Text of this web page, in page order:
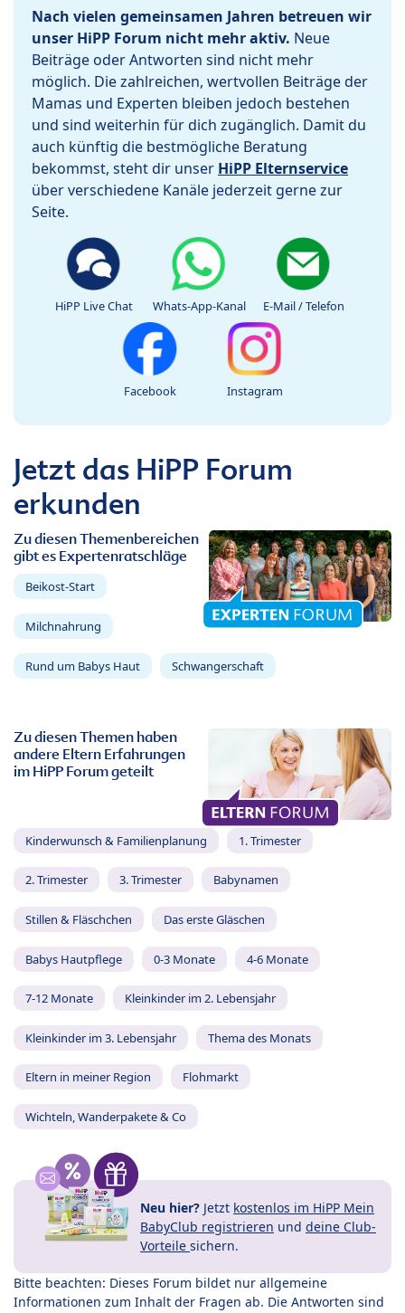
Nach vielen gemeinsamen Jahren betreuen wir
unser HiPP Forum nicht mehr aktiv. Neue
Beiträge oder Antworten sind nicht mehr
möglich. Die zahlreichen, wertvollen Beiträge der
Mamas und Experten bleiben jedoch bestehen
und sind weiterhin für dich zugänglich. Damit du
auch künftig die bestmögliche Beratung
bekommst, steht dir unser HiPP Elternservice
über verschiedene Kanäle jederzeit gerne zur
Seite.
HiPP Live Chat Whats-App-Kanal E-Mail / Telefon
Facebook Instagram
Jetzt das HiPP Forum
erkunden
Zu diesen Themenbereichen
gibt es Expertenratschläge
Beikost-Start
Milchnahrung
Rund um Babys Haut Schwangerschaft
Zu diesen Themen haben
andere Eltern Erfahrungen
im HiPP Forum geteilt
Kinderwunsch & Familienplanung 1. Trimester
2. Trimester 3. Trimester Babynamen
Stillen & Fläschchen Das erste Gläschen
Babys Hautpflege 0-3 Monate 4-6 Monate
7-12 Monate Kleinkinder im 2. Lebensjahr
Kleinkinder im 3. Lebensjahr Thema des Monats
Eltern in meiner Region Flohmarkt
Wichteln, Wanderpakete & Co
Neu hier? Jetzt kostenlos im HiPP Mein
BabyClub registrieren und deine Club-
Vorteile sichern.
Bitte beachten: Dieses Forum bildet nur allgemeine
Informationen zum Inhalt der Fragen ab. Die Antworten sind